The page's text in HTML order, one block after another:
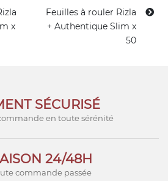
x
Feuilles à rouler Rizla
+ Authentique Slim x
50
SÉCURISÉ
en toute sérénité
24/48H
commande passée